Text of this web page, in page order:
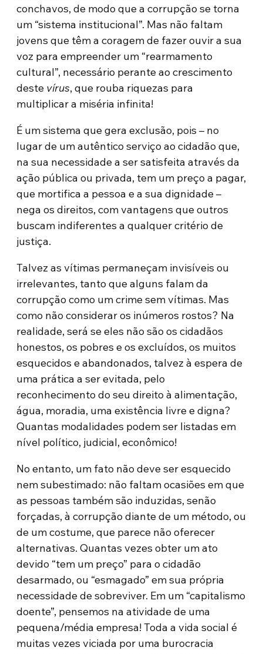
conchavos, de modo que a corrupção se torna
um “sistema institucional”. Mas não faltam
jovens que têm a coragem de fazer ouvir a sua
voz para empreender um “rearmamento
cultural”, necessário perante ao crescimento
deste vírus, que rouba riquezas para
multiplicar a miséria infinita!
É um sistema que gera exclusão, pois – no
lugar de um autêntico serviço ao cidadão que,
na sua necessidade a ser satisfeita através da
ação pública ou privada, tem um preço a pagar,
que mortifica a pessoa e a sua dignidade –
nega os direitos, com vantagens que outros
buscam indiferentes a qualquer critério de
justiça.
Talvez as vítimas permaneçam invisíveis ou
irrelevantes, tanto que alguns falam da
corrupção como um crime sem vítimas. Mas
como não considerar os inúmeros rostos? Na
realidade, será se eles não são os cidadãos
honestos, os pobres e os excluídos, os muitos
esquecidos e abandonados, talvez à espera de
uma prática a ser evitada, pelo
reconhecimento do seu direito à alimentação,
água, moradia, uma existência livre e digna?
Quantas modalidades podem ser listadas em
nível político, judicial, econômico!
No entanto, um fato não deve ser esquecido
nem subestimado: não faltam ocasiões em que
as pessoas também são induzidas, senão
forçadas, à corrupção diante de um método, ou
de um costume, que parece não oferecer
alternativas. Quantas vezes obter um ato
devido “tem um preço” para o cidadão
desarmado, ou “esmagado” em sua própria
necessidade de sobreviver. Em um “capitalismo
doente”, pensemos na atividade de uma
pequena/média empresa! Toda a vida social é
muitas vezes viciada por uma burocracia